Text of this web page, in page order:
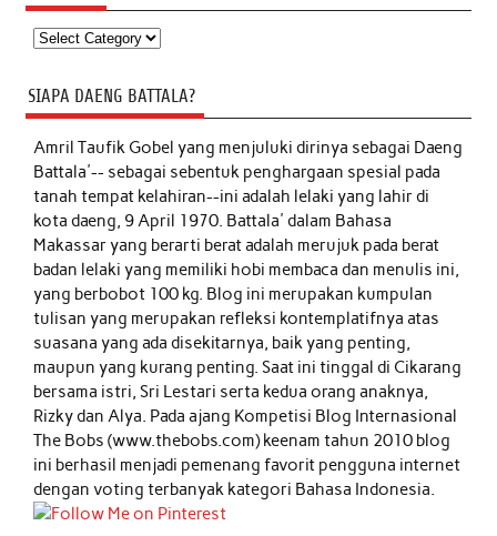
Kategori
SIAPA DAENG BATTALA?
Amril Taufik Gobelyang menjuluki dirinya sebagai Daeng
Battala'-- sebagai sebentuk penghargaan spesial pada
tanah tempat kelahiran--ini adalah lelaki yang lahir di
kota daeng, 9 April 1970. Battala' dalam Bahasa
Makassar yang berarti berat adalah merujuk pada berat
badan lelaki yang memiliki hobi membaca dan menulis ini,
yang berbobot 100 kg. Blog ini merupakan kumpulan
tulisan yang merupakan refleksi kontemplatifnya atas
suasana yang ada disekitarnya, baik yang penting,
maupun yang kurang penting. Saat ini tinggal di Cikarang
bersama istri, Sri Lestari serta kedua orang anaknya,
Rizky dan Alya. Pada ajang Kompetisi Blog Internasional
The Bobs (www.thebobs.com) keenam tahun 2010 blog
ini berhasil menjadi pemenang favorit pengguna internet
dengan voting terbanyak kategori Bahasa Indonesia.